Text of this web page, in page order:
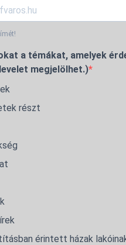
a témákat, amelyek
megjelölhet.)
részt
érintett házak